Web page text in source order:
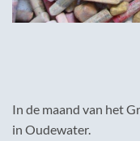
In de maand van het
in Oudewater.